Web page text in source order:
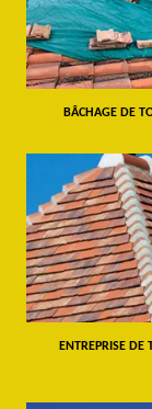
BÂCHAGE DE
ENTREPRISE DE